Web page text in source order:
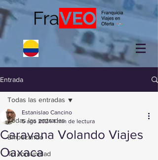
Entrada
Todas las entradas
Empezando
Tu comunidad
Todas las entradas
Caravana Volando Viajes
Oaxaca
Estanislao Cancino
5 ago 2024 1 min de lectura